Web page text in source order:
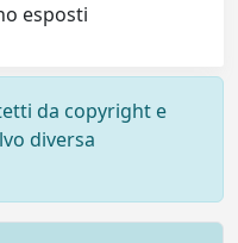
esposti
da copyright e
diversa